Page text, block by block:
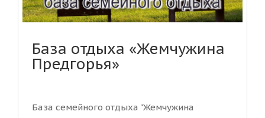
База отдыха «Жемчужина
Предгорья»
База семейного отдыха "Жемчужина